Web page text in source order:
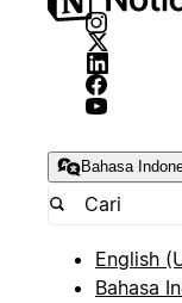
Bahasa
English
Bahasa